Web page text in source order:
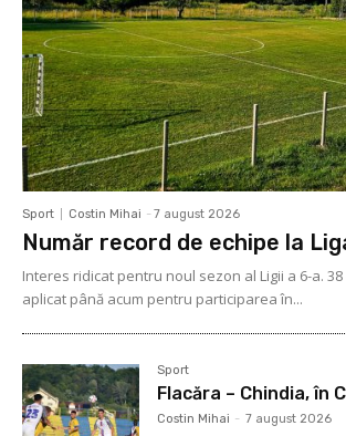
Sport Costin Mihai - 7 august 2026
Număr record de echipe la
Interes ridicat pentru noul sezon al Ligii a 6-a.
aplicat până acum pentru participarea în...
Sport
Flacăra – Chindia, în
Costin Mihai - 7 august 2026